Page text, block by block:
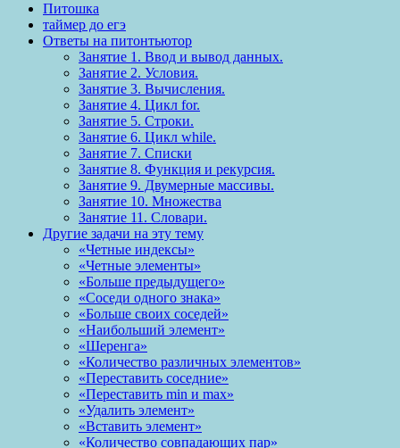
Питошка
таймер до егэ
Ответы на питонтьютор
Занятие 1. Ввод и вывод данных.
Занятие 2. Условия.
Занятие 3. Вычисления.
Занятие 4. Цикл for.
Занятие 5. Строки.
Занятие 6. Цикл while.
Занятие 7. Списки
Занятие 8. Функция и рекурсия.
Занятие 9. Двумерные массивы.
Занятие 10. Множества
Занятие 11. Словари.
Другие задачи на эту тему
«Четные индексы»
«Четные элементы»
«Больше предыдущего»
«Соседи одного знака»
«Больше своих соседей»
«Наибольший элемент»
«Шеренга»
«Количество различных элементов»
«Переставить соседние»
«Переставить min и max»
«Удалить элемент»
«Вставить элемент»
«Количество совпадающих пар»